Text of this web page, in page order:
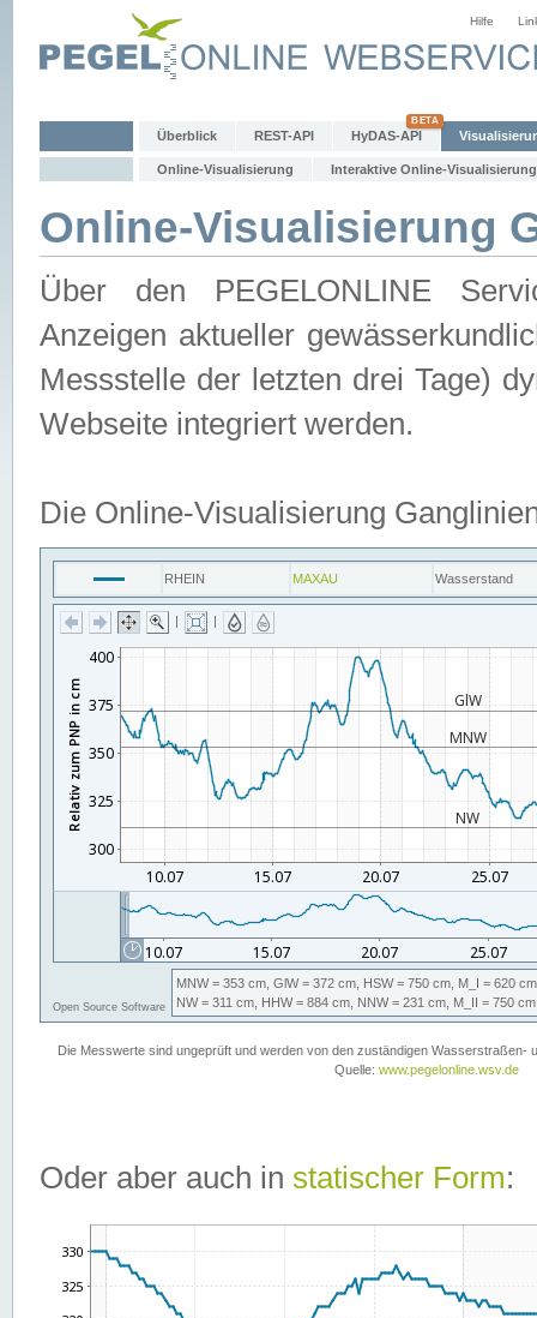
Hilfe
Überblick REST-API HyDAS-API
Online-Visualisierung Interaktive Online-Visualisierung
Online-Visualisierung
Über den PEGELONLINE
Anzeigen aktueller
Messstelle der letzten drei Tage)
Webseite integriert werden.
Die Online-Visualisierung
Oder aber auch in statischer Form: